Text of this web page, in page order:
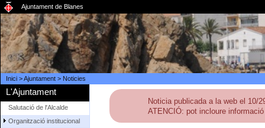
Ajuntament de Blanes
Inici>Ajuntament> Noticies
L'Ajuntament
Salutació de l'Alcalde
Organització institucional
Noticia publicada a la web el 10/
ATENCIÓ: pot incloure